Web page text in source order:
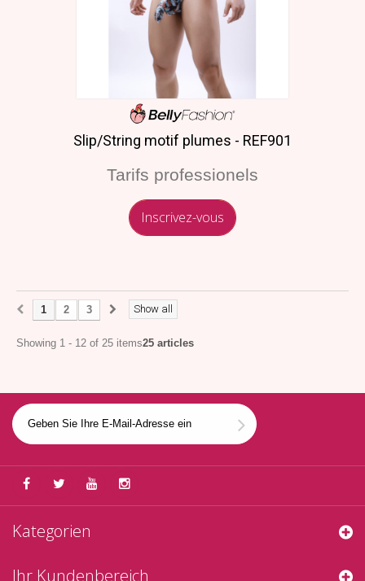
Slip/String motif plumes - REF901
Tarifs professionels
Inscrivez-vous
Show all
1 2 3
Showing 1 - 12 of 25 items25 articles
Kategorien
Ihr Kundenbereich